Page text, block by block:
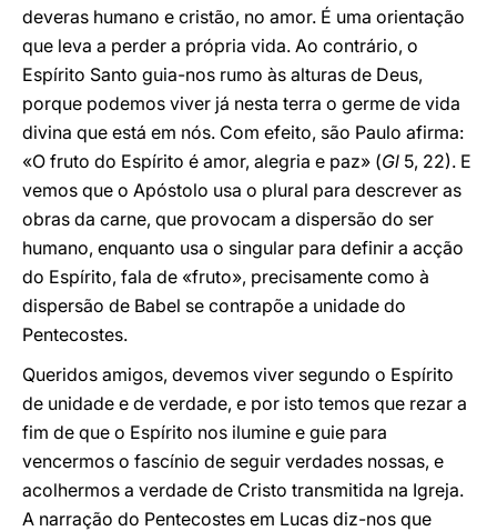
deveras humano e cristão, no amor. É uma orientação
que leva a perder a própria vida. Ao contrário, o
Espírito Santo guia-nos rumo às alturas de Deus,
porque podemos viver já nesta terra o germe de vida
divina que está em nós. Com efeito, são Paulo afirma:
«O fruto do Espírito é amor, alegria e paz» (Gl 5, 22). E
vemos que o Apóstolo usa o plural para descrever as
obras da carne, que provocam a dispersão do ser
humano, enquanto usa o singular para definir a acção
do Espírito, fala de «fruto», precisamente como à
dispersão de Babel se contrapõe a unidade do
Pentecostes.
Queridos amigos, devemos viver segundo o Espírito
de unidade e de verdade, e por isto temos que rezar a
fim de que o Espírito nos ilumine e guie para
vencermos o fascínio de seguir verdades nossas, e
acolhermos a verdade de Cristo transmitida na Igreja.
A narração do Pentecostes em Lucas diz-nos que